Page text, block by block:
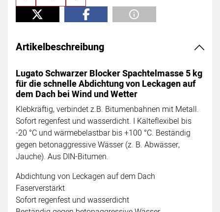
Artikelbeschreibung
Lugato Schwarzer Blocker Spachtelmasse 5 kg
für die schnelle Abdichtung von Leckagen auf
dem Dach bei Wind und Wetter
Klebkräftig, verbindet z.B. Bitumenbahnen mit Metall.
Sofort regenfest und wasserdicht. I Kälteflexibel bis
-20 °C und wärmebelastbar bis +100 °C. Beständig
gegen betonaggressive Wässer (z. B. Abwässer,
Jauche). Aus DIN-Bitumen.
Abdichtung von Leckagen auf dem Dach
Faserverstärkt
Sofort regenfest und wasserdicht